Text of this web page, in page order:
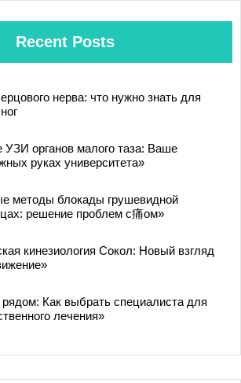
Recent Posts
нерва: что нужно знать для
УЗИ органов малого таза: Ваше
руках университета»
методы блокады грушевидной
решение проблем с痛ом»
кинезиология Сокол: Новый взгляд
рядом: Как выбрать специалиста для
лечения»